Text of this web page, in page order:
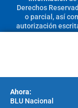
Derechos
o parcial, así
autorización
BLU Nacional